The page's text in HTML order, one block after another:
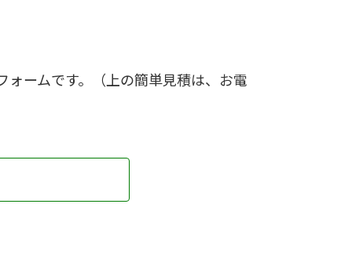
ームです。（上の簡単見積は、お電